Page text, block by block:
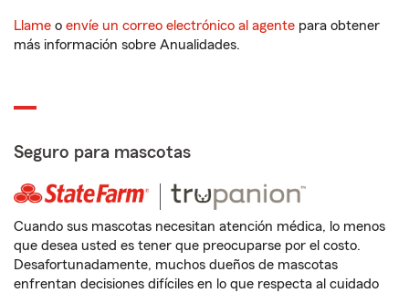
Llame o envíe un correo electrónico al agente para obtener
más información sobre Anualidades.
Seguro para mascotas
Cuando sus mascotas necesitan atención médica, lo menos
que desea usted es tener que preocuparse por el costo.
Desafortunadamente, muchos dueños de mascotas
enfrentan decisiones difíciles en lo que respecta al cuidado